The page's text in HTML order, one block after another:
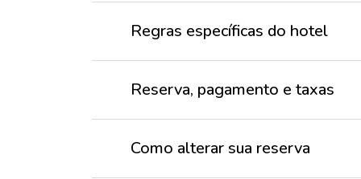
Regras específicas do hotel
Reserva, pagamento e taxas
Como alterar sua reserva